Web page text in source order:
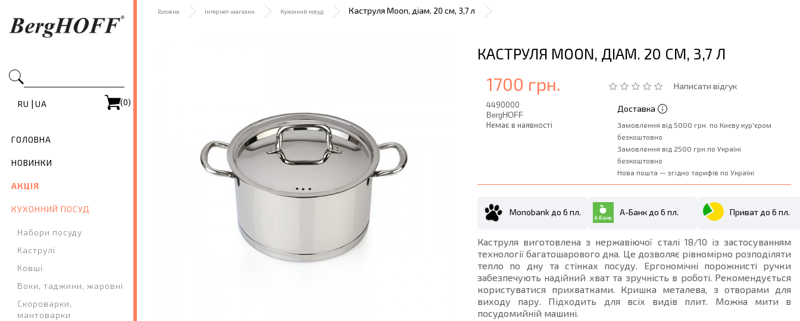
RU | UA (0)
ГОЛОВНА
НОВИНКИ
АКЦІЯ
КУХОННИЙ ПОСУД
Набори посуду
Каструлі
Ковші
Воки, таджини, жаровні
Скороварки,
мантоварки
Головна Інтернет-магазин Кухонний посуд Каструля Moon, діам. 20 см, 3,7 л
КАСТРУЛЯ MOON, ДІАМ. 20 СМ, 3,7 Л
Написати відгук
1700 грн.
4490000
BergHOFF
Немає в наявності
Доставка
Замовлення від 5000 грн. по Києву кур'єром
безкоштовно
Замовлення від 2500 грн.по Україні
безкоштовно
Нова пошта — згідно тарифів по Україні
Monobank до 6 пл. А-Банк до 6 пл. Приват до 6 пл.
Каструля виготовлена з нержавіючої сталі 18/10 із застосуванням
технології багатошарового дна. Це дозволяє рівномірно розподіляти
тепло по дну та стінках посуду. Ергономічні порожнисті ручки
забезпечують надійний хват та зручність в роботі. Рекомендується
користуватися прихватками. Кришка металева, з отворами для
виходу пару. Підходить для всіх видів плит. Можна мити в
посудомийній машині.